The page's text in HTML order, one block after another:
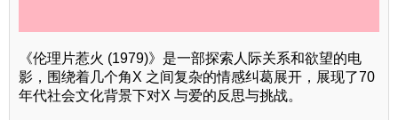
《伦理片惹火 (1979)》是一部探索人际关系和欲望的电
影，围绕着几个角X 之间复杂的情感纠葛展开，展现了70
年代社会文化背景下对X 与爱的反思与挑战。